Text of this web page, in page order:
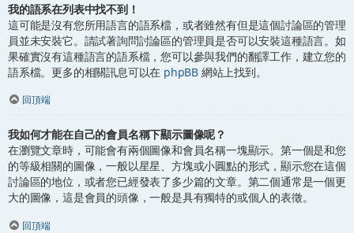
我的語系在列表中找不到！
這可能是沒有您所用語言的語系檔，或者雖然有但是這個討論區的管理
員並未安裝它。請試著詢問討論區的管理員是否可以安裝這種語言。如
果確實沒有這種語言的語系檔，您可以參與我們的翻譯工作，建立您的
語系檔。更多的相關訊息可以在 phpBB 網站上找到。
回頂端
我如何才能在自己的會員名稱下顯示圖像呢？
在瀏覽文章時，可能會有兩個圖像和會員名稱一塊顯示。第一個是和您
的等級相關的圖像，一般以星星、方塊或小圓點的形式，顯示您在這個
討論區的地位，或者您已經發表了多少篇的文章。第二個通常是一個更
大的圖像，這是會員的頭像，一般是具有獨特的或個人的表徵。
回頂端